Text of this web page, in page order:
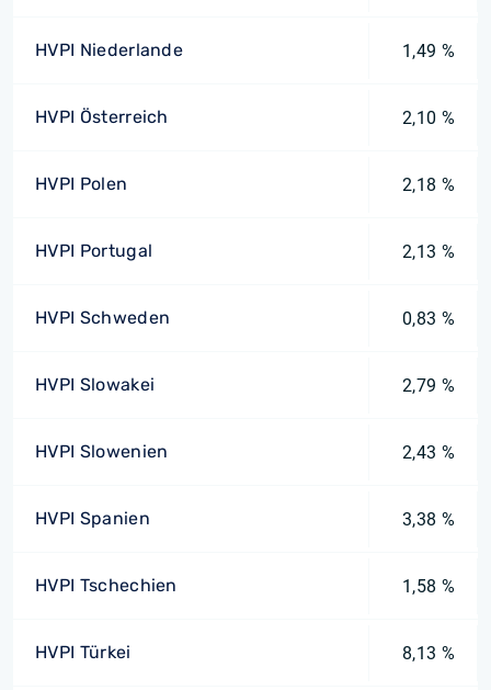
HVPI Niederlande 1,49 %
HVPI Österreich 2,10 %
HVPI Polen 2,18 %
HVPI Portugal 2,13 %
HVPI Schweden 0,83 %
HVPI Slowakei 2,79 %
HVPI Slowenien 2,43 %
HVPI Spanien 3,38 %
HVPI Tschechien 1,58 %
HVPI Türkei 8,13 %